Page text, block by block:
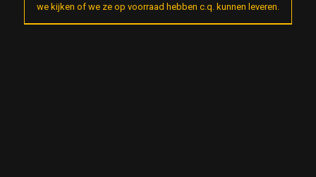
we kijken of we ze op voorraad hebben c.q. kunnen leveren.